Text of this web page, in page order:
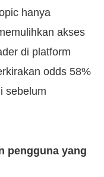
hanya
akses
di platform
odds 58%
sebelum
pengguna yang